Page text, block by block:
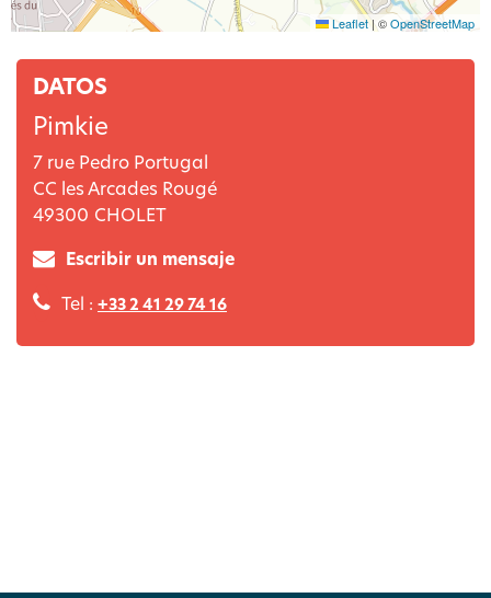
Leaflet |©OpenStreetMap
DATOS
Pimkie
7 rue Pedro Portugal
CC les Arcades Rougé
49300 CHOLET
Escribir un mensaje
Tel : +33 2 41 29 74 16